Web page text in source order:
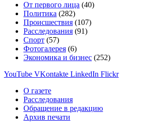
От первого лица (40)
Политика (282)
Происшествия (107)
Расследования (91)
Спорт (57)
Фотогалерея (6)
Экономика и бизнес (252)
YouTube VKontakte LinkedIn Flickr
О газете
Расследования
Обращение в редакцию
Архив печати